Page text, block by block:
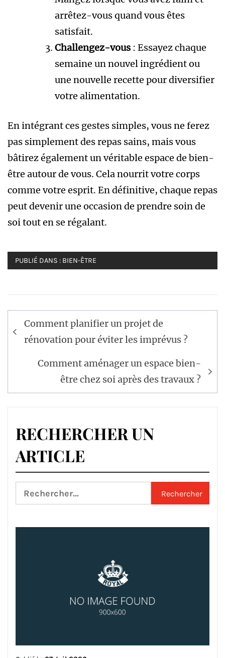
arrêtez-vous quand vous êtes
satisfait.
Challengez-vous : Essayez chaque
semaine un nouvel ingrédient ou
une nouvelle recette pour diversifier
votre alimentation.
En intégrant ces gestes simples, vous ne ferez
pas simplement des repas sains, mais vous
bâtirez également un véritable espace de bien-
être autour de vous. Cela nourrit votre corps
comme votre esprit. En définitive, chaque repas
peut devenir une occasion de prendre soin de
soi tout en se régalant.
PUBLIÉ DANS : BIEN-ÊTRE
Navigation
de
Comment planifier un projet de
rénovation pour éviter les imprévus ?
Comment aménager un espace bien-
être chez soi après des travaux ?
RECHERCHER UN
ARTICLE
Rechercher :